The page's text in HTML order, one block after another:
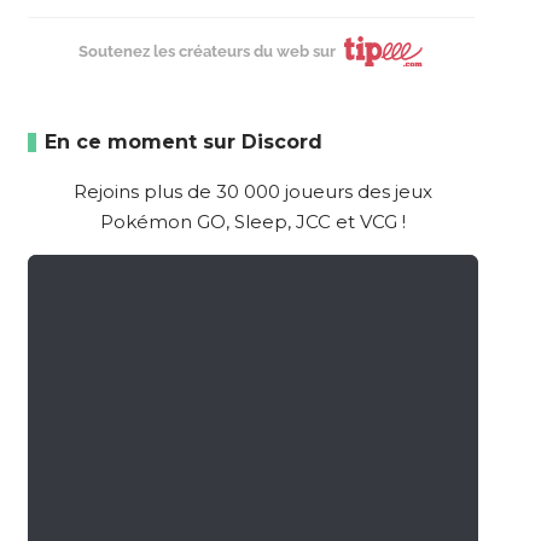
Soutenez les créateurs du web sur
En ce moment sur Discord
Rejoins plus de 30 000 joueurs des jeux
Pokémon GO, Sleep, JCC et VCG !